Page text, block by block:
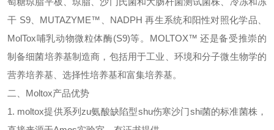
干 S9、 MUTAZYME™ NADPH再生系统和阳性对照化学品、
MolTox哺乳动物微粒体酶(S9)等。 MOLTOX™还是备受推崇的
制备细菌培养基制造商，包括用于工业、环境和分子微生物学的
营养培养基、选择性培养基和富集培养基。
二、 Moltox产品优势
1. moltox提供系列 zu氨酸缺陷型shu伤寒沙门shi菌的标准菌株，